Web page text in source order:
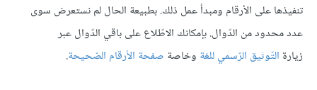
تنفيذها على الأرقام ومبدأ عمل ذلك. بطبيعة الحال لم نستعرض سوى
عدد محدود من الدّوال. بإمكانك الاطّلاع على باقي الدّوال عبر
زيارة التّوثيق الرّسمي للغة وخاصة صفحة الأرقام الصّحيحة.